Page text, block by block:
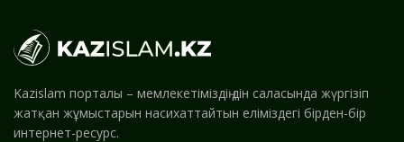
Kazislam порталы – мемлекетіміздің дін саласында жүргізіп
жатқан жұмыстарын насихаттайтын еліміздегі бірден-бір
интернет-ресурс.